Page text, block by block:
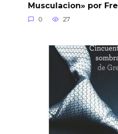
Musculacion» por
0 27